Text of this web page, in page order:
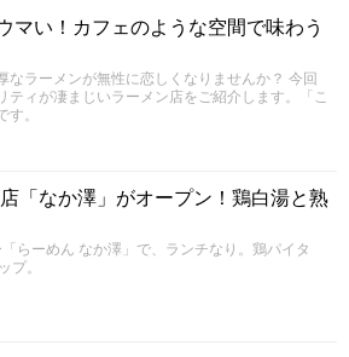
マい！カフェのような空間で味わう
ラーメンが無性に恋しくなりませんか？ 今回
ィが凄まじいラーメン店をご紹介します。「こ
。
「なか澤」がオープン！鶏白湯と熟
らーめん なか澤」で、ランチなり。鶏パイタ
プ。